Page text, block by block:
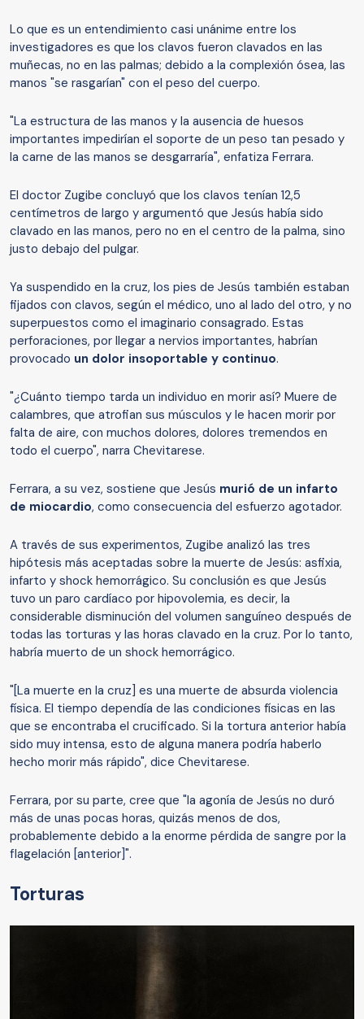
Lo que es un entendimiento casi unánime entre los
investigadores es que los clavos fueron clavados en las
muñecas, no en las palmas; debido a la complexión ósea, las
manos "se rasgarían" con el peso del cuerpo.
"La estructura de las manos y la ausencia de huesos
importantes impedirían el soporte de un peso tan pesado y
la carne de las manos se desgarraría", enfatiza Ferrara.
El doctor Zugibe concluyó que los clavos tenían 12,5
centímetros de largo y argumentó que Jesús había sido
clavado en las manos, pero no en el centro de la palma, sino
justo debajo del pulgar.
Ya suspendido en la cruz, los pies de Jesús también estaban
fijados con clavos, según el médico, uno al lado del otro, y no
superpuestos como el imaginario consagrado. Estas
perforaciones, por llegar a nervios importantes, habrían
provocado un dolor insoportable y continuo.
"¿Cuánto tiempo tarda un individuo en morir así? Muere de
calambres, que atrofian sus músculos y le hacen morir por
falta de aire, con muchos dolores, dolores tremendos en
todo el cuerpo", narra Chevitarese.
Ferrara, a su vez, sostiene que Jesús murió de un infarto
de miocardio, como consecuencia del esfuerzo agotador.
A través de sus experimentos, Zugibe analizó las tres
hipótesis más aceptadas sobre la muerte de Jesús: asfixia,
infarto y shock hemorrágico. Su conclusión es que Jesús
tuvo un paro cardíaco por hipovolemia, es decir, la
considerable disminución del volumen sanguíneo después de
todas las torturas y las horas clavado en la cruz. Por lo tanto,
habría muerto de un shock hemorrágico.
"[La muerte en la cruz] es una muerte de absurda violencia
física. El tiempo dependía de las condiciones físicas en las
que se encontraba el crucificado. Si la tortura anterior había
sido muy intensa, esto de alguna manera podría haberlo
hecho morir más rápido", dice Chevitarese.
Ferrara, por su parte, cree que "la agonía de Jesús no duró
más de unas pocas horas, quizás menos de dos,
probablemente debido a la enorme pérdida de sangre por la
flagelación [anterior]".
Torturas